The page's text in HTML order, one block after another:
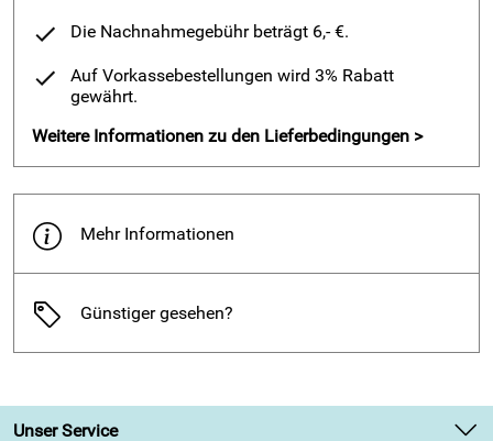
Die Nachnahmegebühr beträgt 6,- €.
Auf Vorkassebestellungen wird 3% Rabatt
gewährt.
Weitere Informationen zu den Lieferbedingungen >
Mehr Informationen
Günstiger gesehen?
Unser Service